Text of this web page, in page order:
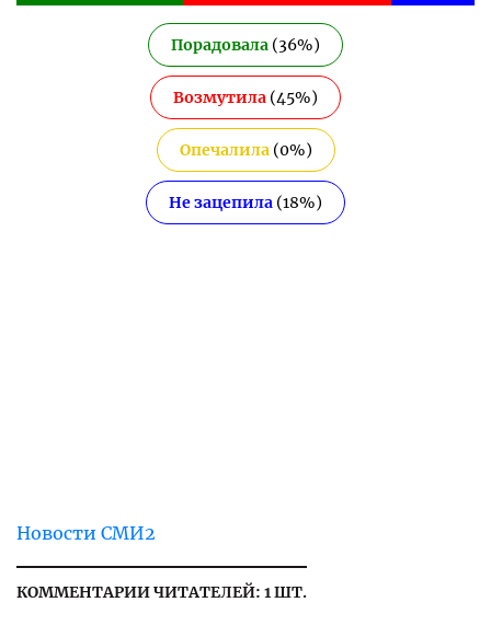
Порадовала (36%)
Возмутила (45%)
Опечалила(0%)
Не зацепила (18%)
Новости СМИ2
КОММЕНТАРИИ ЧИТАТЕЛЕЙ: 1 ШТ.